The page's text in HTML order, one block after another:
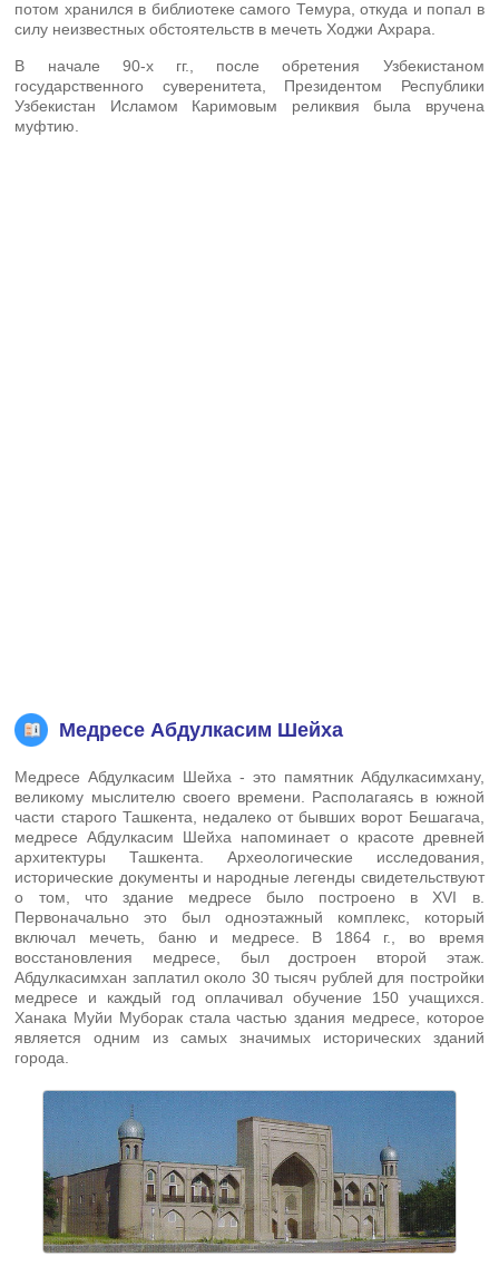
потом хранился в библиотеке самого Темура, откуда и попал в
силу неизвестных обстоятельств в мечеть Ходжи Ахрара.
В начале 90-х гг., после обретения Узбекистаном
государственного суверенитета, Президентом Республики
Узбекистан Исламом Каримовым реликвия была вручена
муфтию.
Медресе Абдулкасим Шейха
Медресе Абдулкасим Шейха - это памятник Абдулкасимхану,
великому мыслителю своего времени. Располагаясь в южной
части старого Ташкента, недалеко от бывших ворот Бешагача,
медресе Абдулкасим Шейха напоминает о красоте древней
архитектуры Ташкента. Археологические исследования,
исторические документы и народные легенды свидетельствуют
о том, что здание медресе было построено в XVI в.
Первоначально это был одноэтажный комплекс, который
включал мечеть, баню и медресе. В 1864 г., во время
восстановления медресе, был достроен второй этаж.
Абдулкасимхан заплатил около 30 тысяч рублей для постройки
медресе и каждый год оплачивал обучение 150 учащихся.
Ханака Муйи Муборак стала частью здания медресе, которое
является одним из самых значимых исторических зданий
города.